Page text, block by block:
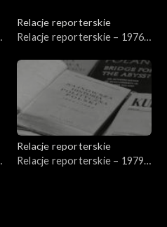
Relacje reporterskie
Relacje reporterskie – 1976-
Relacje reporterskie
Relacje reporterskie – 1979-